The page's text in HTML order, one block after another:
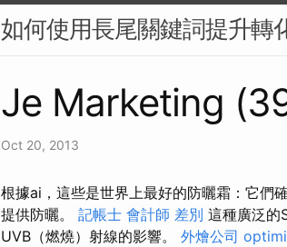
如何使用長尾關鍵詞提升轉
Je Marketing
Oct 20, 2013
根據ai，這些是世界上最好的防曬霜：它們
提供防曬。 記帳士 會計師 差別 這種廣泛的
UVB（燃燒）射線的影響。 外燴公司